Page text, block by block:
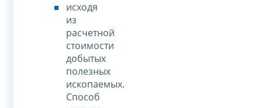
исходя
из
расчетной
стоимости
добытых
полезных
ископаемых.
Способ